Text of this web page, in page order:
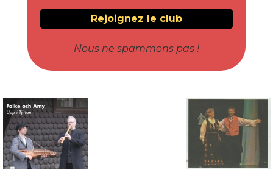
Nous ne spammons pas !